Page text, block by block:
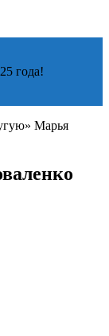
года!
Марья